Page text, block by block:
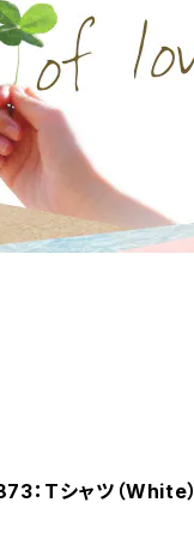
：Tシャツ（White）